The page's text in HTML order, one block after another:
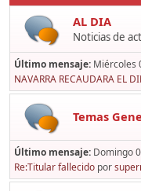
AL DIA
Noticias de
Último mensaje: Miércoles
NAVARRA RECAUDARA EL
Temas
Último mensaje: Domingo
Re:Titular fallecido por